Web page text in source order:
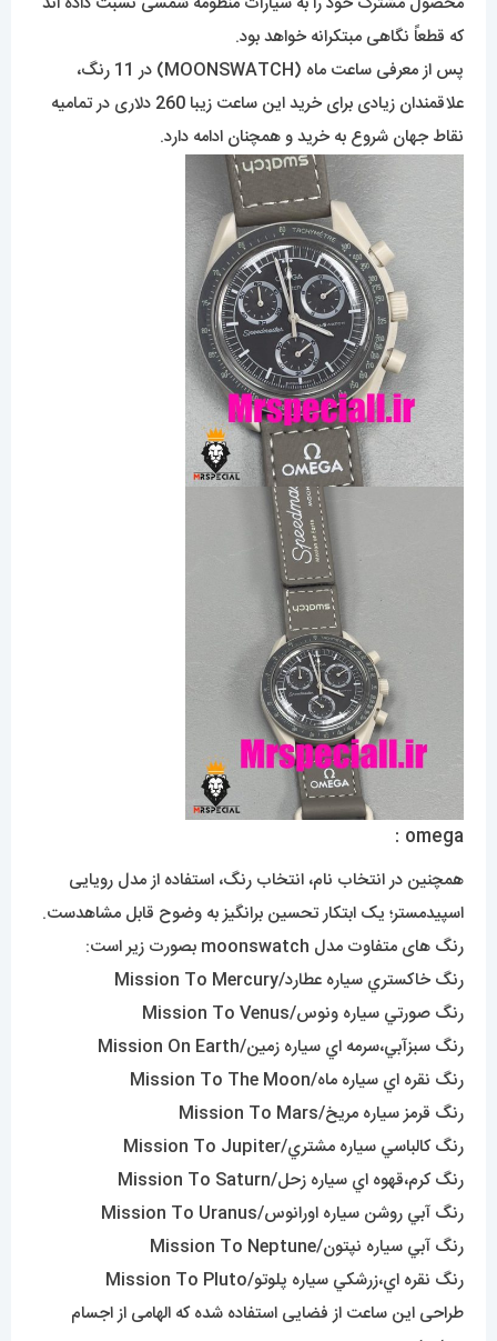
که قطعاً نگاهی مبتکرانه خواهد بود.
پس از معرفی ساعت ماه (MOONSWATCH) در 11 رنگ،
علاقمندان زیادی برای خرید این ساعت زیبا 260 دلاری در تمامیه
نقاط جهان شروع به خرید و همچنان ادامه دارد.
omega :
همچنین در انتخاب نام، انتخاب رنگ، استفاده از مدل رویایی
اسپیدمستر؛ یک ابتکار تحسین برانگیز به وضوح قابل مشاهدست.
رنگ های متفاوت مدل moonswatch بصورت زیر است:
رنگ خاکستري سياره عطارد/Mission To Mercury
رنگ صورتي سياره ونوس/Mission To Venus
رنگ سبزآبي،سرمه اي سياره زمين/Mission On Earth
رنگ نقره اي سياره ماه/Mission To The Moon
رنگ قرمز سياره مريخ/Mission To Mars
رنگ کالباسي سياره مشتري/Mission To Jupiter
رنگ کرم،قهوه اي سياره زحل/Mission To Saturn
رنگ آبي روشن سياره اورانوس/Mission To Uranus
رنگ آبي سياره نپتون/Mission To Neptune
رنگ نقره اي،زرشکي سياره پلوتو/Mission To Pluto
طراحی این ساعت از فضایی استفاده شده که الهامی از اجسام